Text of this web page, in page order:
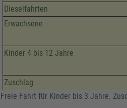
Dieselfahrten
Erwachsene
Kinder 4 bis 12 Jahre
Zuschlag
Freie Fahrt für Kinder bis 3 Jahre.